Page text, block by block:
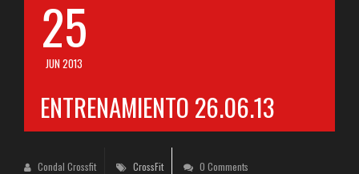
25
JUN 2013
ENTRENAMIENTO 26.06.13
Condal Crossfit CrossFit 0 Comments